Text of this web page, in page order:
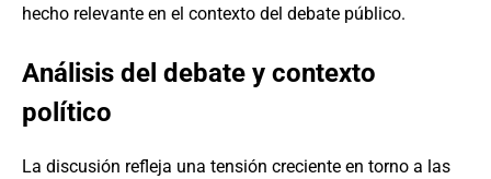
hecho relevante en el contexto del debate público.
Análisis del debate y contexto
político
La discusión refleja una tensión creciente en torno a las